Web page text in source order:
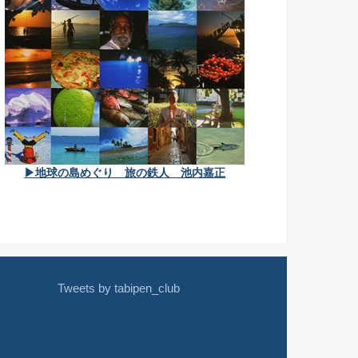
▶地球の島めぐり 旅の鉄人 池内嘉正
Tweets by tabipen_club